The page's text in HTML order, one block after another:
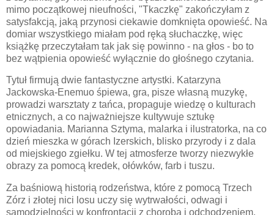
mimo początkowej nieufności, "Tkaczkę" zakończyłam z
satysfakcją, jaką przynosi ciekawie domknięta opowieść. Na
domiar wszystkiego miałam pod ręką słuchaczkę, więc
książkę przeczytałam tak jak się powinno - na głos - bo to
bez wątpienia opowieść wyłącznie do głośnego czytania.
Tytuł firmują dwie fantastyczne artystki. Katarzyna
Jackowska-Enemuo śpiewa, gra, pisze własną muzykę,
prowadzi warsztaty z tańca, propaguje wiedzę o kulturach
etnicznych, a co najważniejsze kultywuje sztukę
opowiadania. Marianna Sztyma, malarka i ilustratorka, na co
dzień mieszka w górach Izerskich, blisko przyrody i z dala
od miejskiego zgiełku. W tej atmosferze tworzy niezwykłe
obrazy za pomocą kredek, ołówków, farb i tuszu.
Za baśniową historią rodzeństwa, które z pomocą Trzech
Zórz i złotej nici losu uczy się wytrwałości, odwagi i
samodzielności w konfrontacji z chorobą i odchodzeniem,